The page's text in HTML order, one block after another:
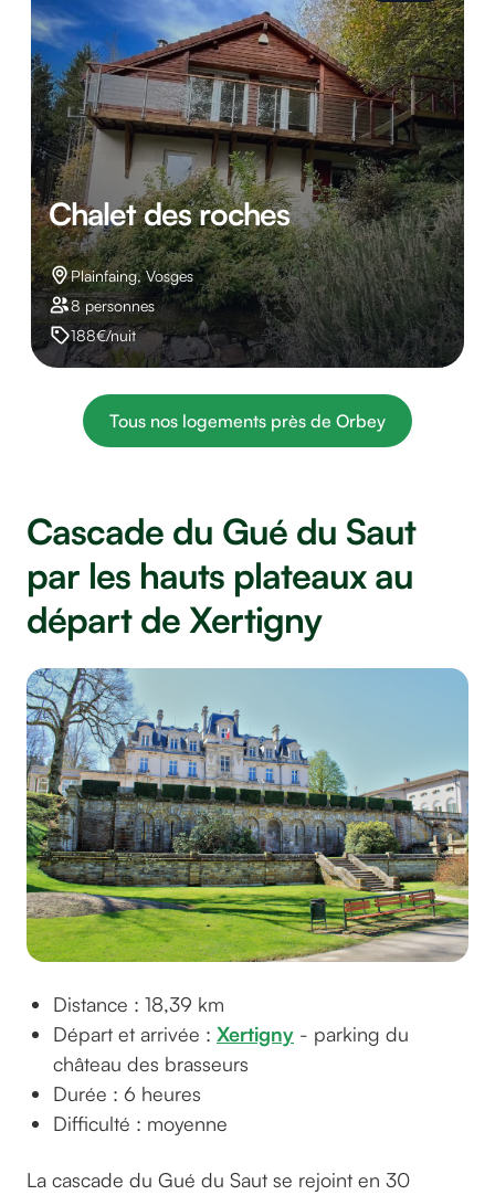
Chalet des roches
Plainfaing, Vosges
8 personnes
188€/nuit
Tous nos logements près de Orbey
Cascade du Gué du Saut
par les hauts plateaux au
départ de Xertigny
Distance : 18,39 km
Départ et arrivée : Xertigny - parking du
château des brasseurs
Durée : 6 heures
Difficulté : moyenne
La cascade du Gué du Saut se rejoint en 30